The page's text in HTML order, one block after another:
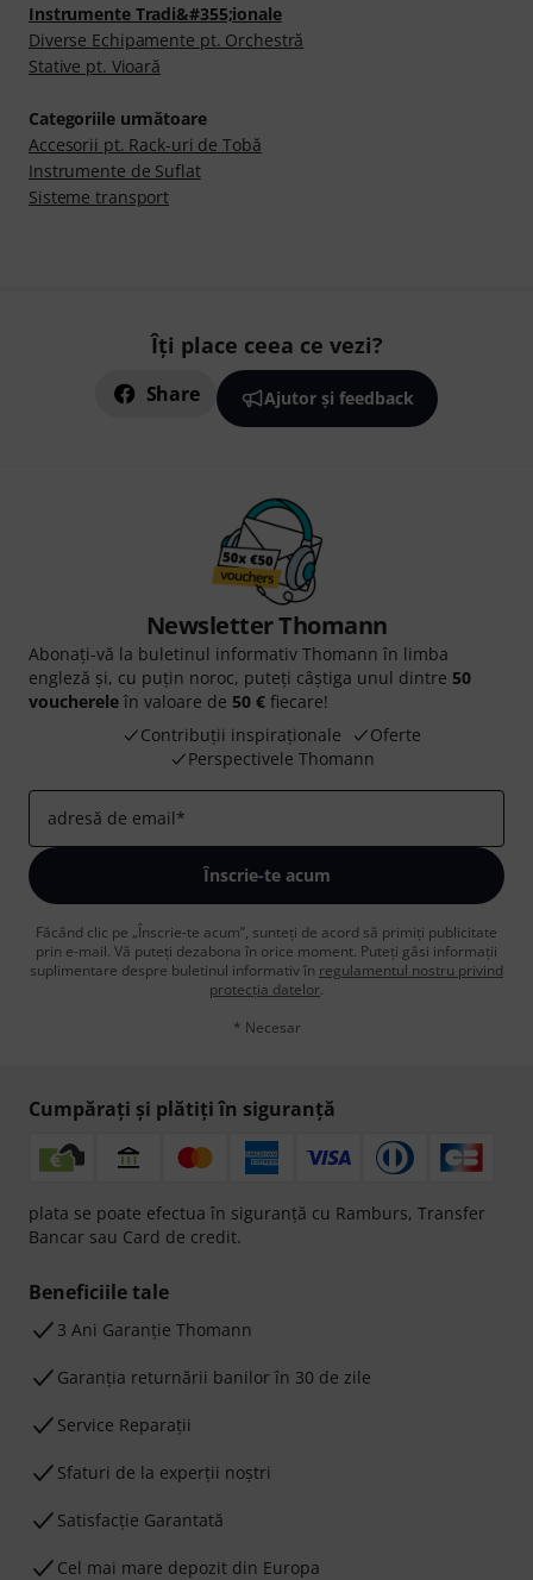
Instrumente Tradi&#355;ionale
Diverse Echipamente pt. Orchestră
Stative pt. Vioară
Categoriile următoare
Accesorii pt. Rack-uri de Tobă
Instrumente de Suflat
Sisteme transport
Îți place ceea ce vezi?
Share Ajutor și feedback
Newsletter Thomann
Abonați-vă la buletinul informativ Thomann în limba
engleză și, cu puțin noroc, puteți câștiga unul dintre 50
voucherele în valoare de 50 € fiecare!
Contribuții inspiraționale
Oferte
Perspectivele Thomann
adresă de email*
Înscrie-te acum
Făcând clic pe „Înscrie-te acum”, sunteți de acord să primiți publicitate
prin e-mail. Vă puteți dezabona în orice moment. Puteți găsi informații
suplimentare despre buletinul informativ în regulamentul nostru privind
protecția datelor.
* Necesar
Cumpărați și plătiți în siguranță
plata se poate efectua în siguranță cu Ramburs, Transfer
Bancar sau Card de credit.
Beneficiile tale
3 Ani Garanție Thomann
Garanţia returnării banilor în 30 de zile
Service Reparații
Sfaturi de la experții noștri
Satisfacție Garantată
Cel mai mare depozit din Europa